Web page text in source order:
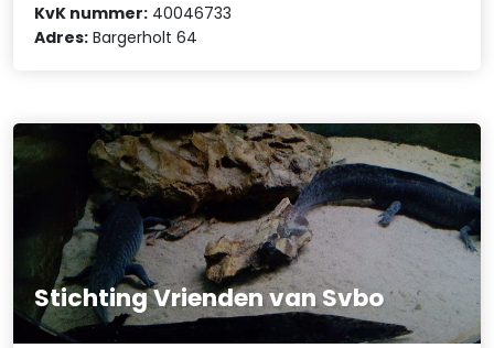
KvK nummer: 40046733
Adres: Bargerholt 64
Stichting Vrienden van Svbo